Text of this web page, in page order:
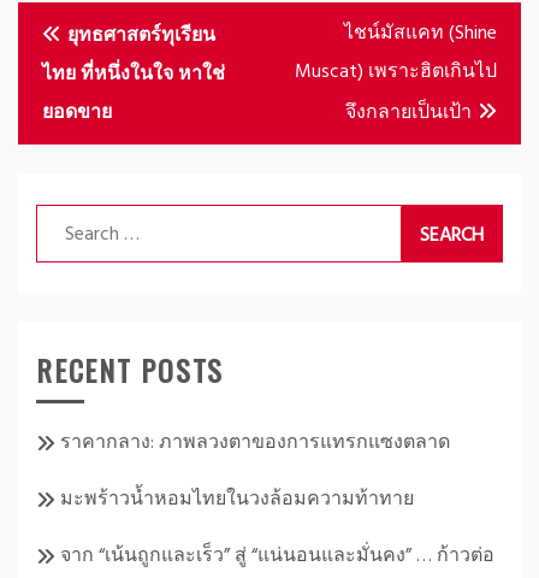
Post
navigation
ยุทธศาสตร์ทุเรียน
ไทย ที่หนึ่งในใจ หาใช่
ยอดขาย
ไชน์มัสแคท (Shine
Muscat) เพราะฮิตเกินไป
จึงกลายเป็นเป้า
Search
for:
RECENT POSTS
ราคากลาง: ภาพลวงตาของการแทรกแซงตลาด
มะพร้าวน้ำหอมไทยในวงล้อมความท้าทาย
จาก “เน้นถูกและเร็ว” สู่ “แน่นอนและมั่นคง” … ก้าวต่อ